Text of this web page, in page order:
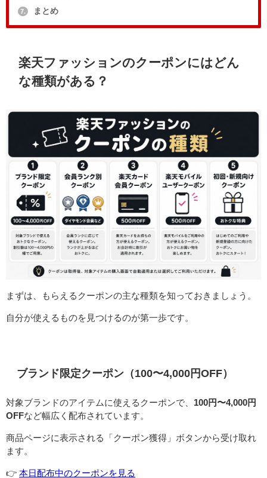
7. まとめ
楽天ファッションのクーポンにはどん
な種類がある？
まずは、もらえるクーポンの主な種類を知っておきましょう。
自分が使えるものを見つけるのが第一歩です。
ブランド限定クーポン（100〜4,000円OFF）
対象ブランドのアイテムに使えるクーポンで、 100円〜4,000円
OFFなど幅広く配布されています。
商品ページに表示される「クーポン獲得」ボタンから受け取れ
ます。
👉️ 本日配布中のクーポンを見る